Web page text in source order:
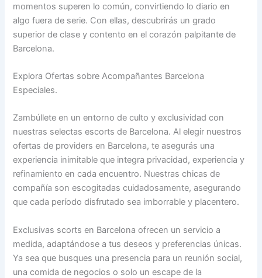
momentos superen lo común, convirtiendo lo diario en
algo fuera de serie. Con ellas, descubrirás un grado
superior de clase y contento en el corazón palpitante de
Barcelona.
Explora Ofertas sobre Acompañantes Barcelona
Especiales.
Zambúllete en un entorno de culto y exclusividad con
nuestras selectas escorts de Barcelona. Al elegir nuestros
ofertas de providers en Barcelona, te asegurás una
experiencia inimitable que integra privacidad, experiencia y
refinamiento en cada encuentro. Nuestras chicas de
compañía son escogitadas cuidadosamente, asegurando
que cada período disfrutado sea imborrable y placentero.
Exclusivas scorts en Barcelona ofrecen un servicio a
medida, adaptándose a tus deseos y preferencias únicas.
Ya sea que busques una presencia para un reunión social,
una comida de negocios o solo un escape de la